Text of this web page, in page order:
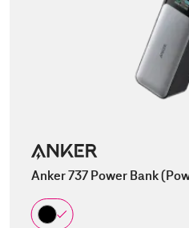
Anker 737 Power Bank